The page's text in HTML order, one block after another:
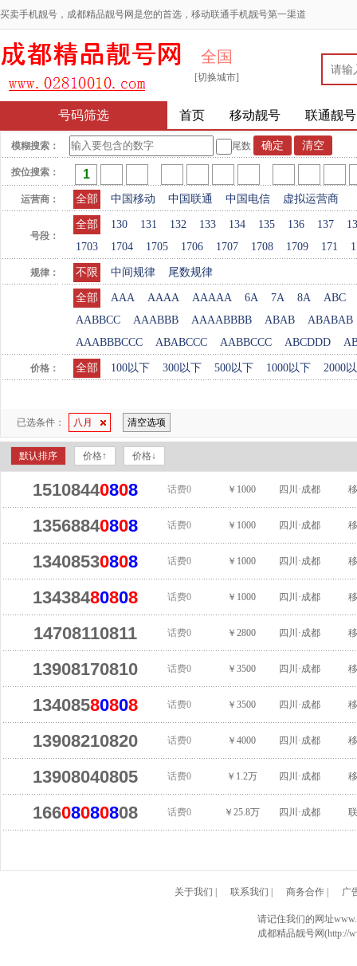
买卖手机靓号，成都精品靓号网是您的首选，移动联通手机靓号第一渠道
全国
[切换城市]
号码筛选 首页 移动靓号 联通靓号
模糊搜索： 尾数
按位搜索：
运营商： 全部 中国移动 中国联通 中国电信 虚拟运营商
号段：
全部 130 131 132 133 134 135 136 137
1703
1704 1705 1706 1707 1708 1709 171
规律： 不限 中间规律 尾数规律
全部 AAA AAAA AAAAA 6A 7A 8A
ABC
AABBCC
AAABBB AAAABBBB ABAB
ABABAB
AAABBBCCC
ABABCCC AABBCCC ABCDDD
价格： 全部 100以下 300以下 500以下 1000以下 2000
已选条件： 八月 清空选项
默认排序 价格↑ 价格↓
15108440808 话费0 ￥1000 四川·成都
13568840808 话费0 ￥1000 四川·成都
13408530808 话费0 ￥1000 四川·成都
13438480808 话费0 ￥1000 四川·成都
14708110811 话费0 ￥2800 四川·成都
13908170810 话费0 ￥3500 四川·成都
13408580808 话费0 ￥3500 四川·成都
13908210820 话费0 ￥4000 四川·成都
13908040805 话费0 ￥1.2万 四川·成都
16608080808 话费0 ￥25.8万 四川·成都
关于我们 联系我们 商务合作| 广
请记住我们的网址
成都精品靓号网(http://